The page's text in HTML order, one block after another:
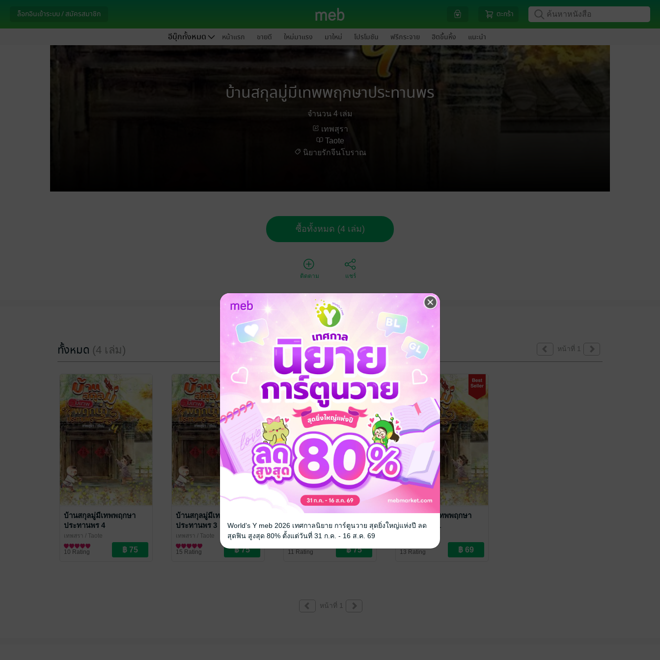
ล็อกอินเข้าระบบ / สมัครสมาชิก ตะกร้า
อีบุ๊กทั้งหมด หน้าแรก ขายดี ใหม่มาแรง มาใหม่ โปรโมชัน ฟรีกระจาย ฮิตขึ้นหิ้ง แนะนำ
บ้านสกุลมู่มีเทพพฤกษาประทานพร
จำนวน 4 เล่ม
เทพสุรา
Taote
นิยายรักจีนโบราณ
ซื้อทั้งหมด (4 เล่ม)
ติดตาม แชร์
ทั้งหมด (4 เล่ม) หน้าที่ 1
บ้านสกุลมู่มีเทพพฤกษา
ประทานพร 4
เทพสุรา / Taote
นิยายรักจีนโบราณ
10 Rating
บ้านสกุลมู่มีเทพพฤกษา
ประทานพร 3
เทพสุรา / Taote
นิยายรักจีนโบราณ
15 Rating
บ้านสกุลมู่มีเทพพฤกษา
ประทานพร 2
เทพสุรา/ Taote
11 Rating
บ้านสกุลมู่มีเทพพฤกษา
ประทานพร 1
นิยายรักจีนโบราณ
13 Rating
หน้าที่ 1
World's Y meb 2026 เทศกาลนิยาย การ์ตูนวาย สุดยิ่งใหญ่แห่งปี ลด
สุดฟิน สูงสุด 80% ตั้งแต่วันที่ 31 ก.ค. - 16 ส.ค. 69